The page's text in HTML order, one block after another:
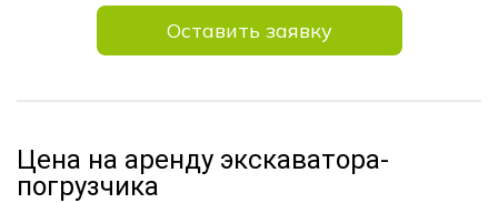
Оставить заявку
Цена на аренду экскаватора-
погрузчика